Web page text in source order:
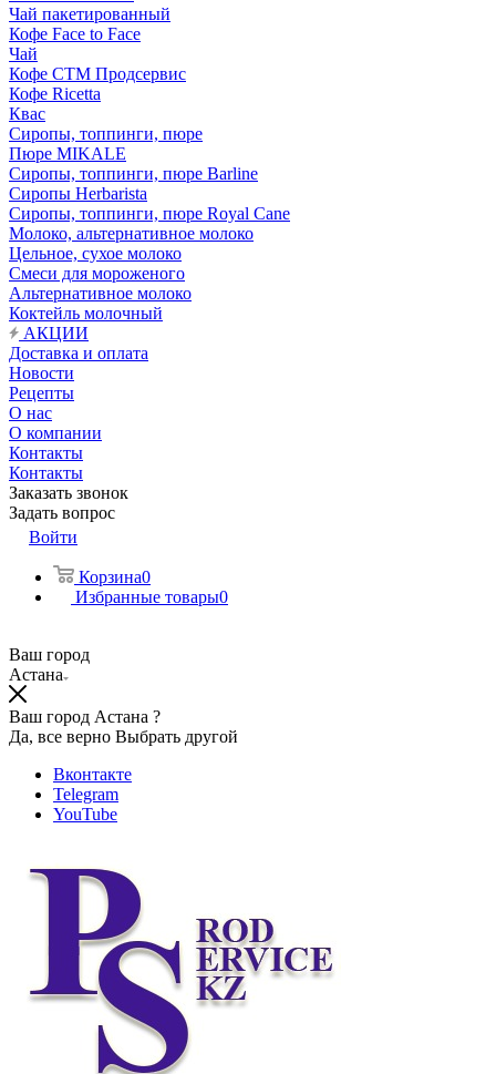
Чай пакетированный
Кофе Face to Face
Чай
Кофе СТМ Продсервис
Кофе Ricetta
Квас
Сиропы, топпинги, пюре
Пюре MIKALE
Сиропы, топпинги, пюре Barline
Сиропы Herbarista
Сиропы, топпинги, пюре Royal Cane
Молоко, альтернативное молоко
Цельное, сухое молоко
Смеси для мороженого
Альтернативное молоко
Коктейль молочный
АКЦИИ
Доставка и оплата
Новости
Рецепты
О нас
О компании
Контакты
Контакты
Заказать звонок
Задать вопрос
Войти
Корзина0
Избранные товары0
Ваш город
Астана
Ваш город Астана ?
Да, все верно Выбрать другой
Вконтакте
Telegram
YouTube